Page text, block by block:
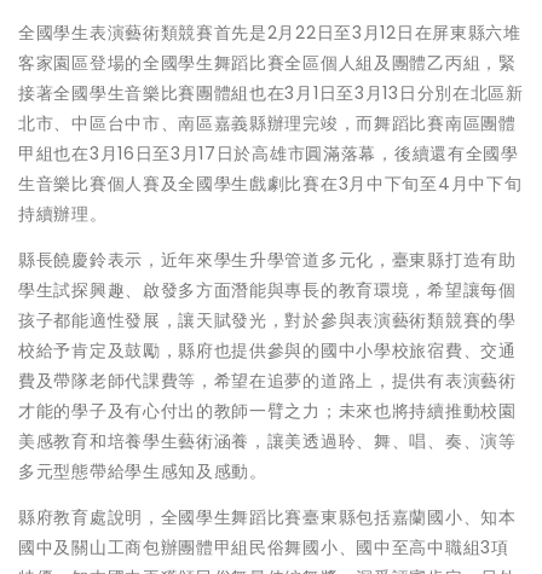
全國學生表演藝術類競賽首先是2月22日至3月12日在屏東縣六堆
客家園區登場的全國學生舞蹈比賽全區個人組及團體乙丙組，緊
接著全國學生音樂比賽團體組也在3月1日至3月13日分別在北區新
北市、中區台中市、南區嘉義縣辦理完竣，而舞蹈比賽南區團體
甲組也在3月16日至3月17日於高雄市圓滿落幕，後續還有全國學
生音樂比賽個人賽及全國學生戲劇比賽在3月中下旬至4月中下旬
持續辦理。
縣長饒慶鈴表示，近年來學生升學管道多元化，臺東縣打造有助
學生試探興趣、啟發多方面潛能與專長的教育環境，希望讓每個
孩子都能適性發展，讓天賦發光，對於參與表演藝術類競賽的學
校給予肯定及鼓勵，縣府也提供參與的國中小學校旅宿費、交通
費及帶隊老師代課費等，希望在追夢的道路上，提供有表演藝術
才能的學子及有心付出的教師一臂之力；未來也將持續推動校園
美感教育和培養學生藝術涵養，讓美透過聆、舞、唱、奏、演等
多元型態帶給學生感知及感動。
縣府教育處說明，全國學生舞蹈比賽臺東縣包括嘉蘭國小、知本
國中及關山工商包辦團體甲組民俗舞國小、國中至高中職組3項